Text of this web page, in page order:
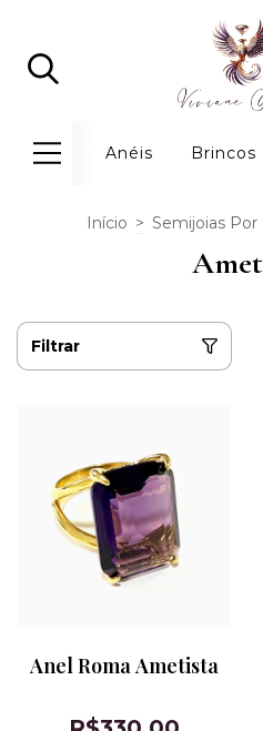
Anéis Brincos
Início > Semijoias Por
Filtrar
Anel Roma Ametista